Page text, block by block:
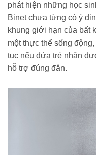
phát hiện những học
Binet chưa từng có ý
khung giới hạn của bất
một thực thể sống
tục nếu đứa trẻ nhận
hỗ trợ đúng đắn.